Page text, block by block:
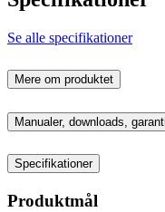
Se alle specifikationer
Mere om produktet
Manualer, downloads,
Specifikationer
Produktmål